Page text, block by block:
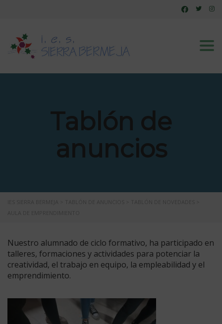
Tablón de
anuncios
Nuestro alumnado de ciclo formativo, ha participado en
talleres, formaciones y actividades para potenciar la
creatividad, el trabajo en equipo, la empleabilidad y el
emprendimiento.